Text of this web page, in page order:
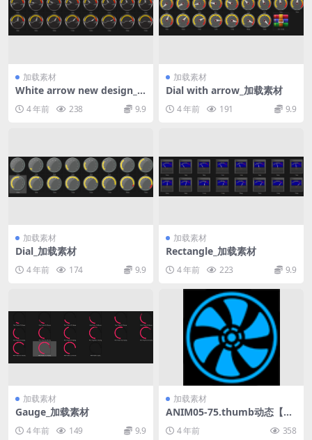
加载素材
White arrow new design_
4 年前 238 9.9
加载素材
Dial with arrow_加载素材
4 年前 191 9.9
加载素材
Dial_加载素材
4 年前 174 9.9
加载素材
Rectangle_加载素材
4 年前 223 9.9
加载素材
Gauge_加载素材
4 年前 149 9.9
加载素材
ANIM05-75.thumb动态【加
4 年前 358